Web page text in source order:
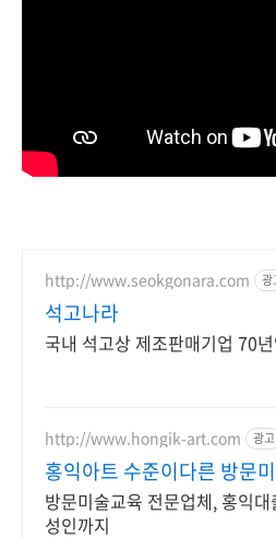
http://www.seokgonara.com 광
석고나라
국내 석고상 제조판매기업 70
http://www.hongik-art.com 광고
홍익아트 수준이다른 방문
방문미술교육 전문업체, 홍익
성인까지